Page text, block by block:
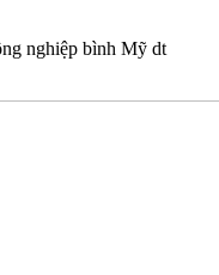
nghiệp bình Mỹ dt